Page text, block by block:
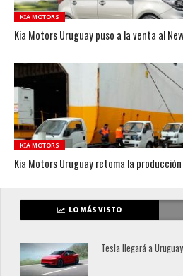
KIA MOTORS
Kia Motors Uruguay puso a la venta al
KIA MOTORS
Kia Motors Uruguay retoma la
LO MÁS VISTO
Tesla llegará a Uruguay